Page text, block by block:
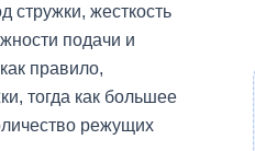
стружки, жесткость
подачи и
правило,
тогда как большее
режущих